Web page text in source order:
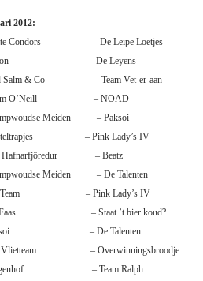
2012:
Condors – De Leipe Loetjes
– De Leyens
Salm & Co – Team Vet-er-aan
O’Neill – NOAD
Meiden – Paksoi
– Pink Lady’s IV
– Beatz
Meiden – De Talenten
Team
– Pink Lady’s IV
Faas – Staat ’t bier koud?
– De Talenten
– Overwinningsbroodje
– Team Ralph